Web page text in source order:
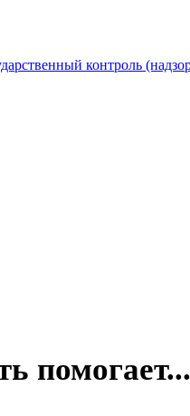
контроль
помогает...